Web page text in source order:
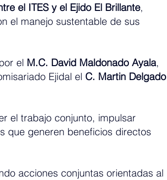
el ITES y el Ejido El Brillante,
el manejo sustentable de sus
el M.C. David Maldonado Ayala,
Ejidal el C. Martin Delgado
el trabajo conjunto, impulsar
que generen beneficios directos
acciones conjuntas orientadas al